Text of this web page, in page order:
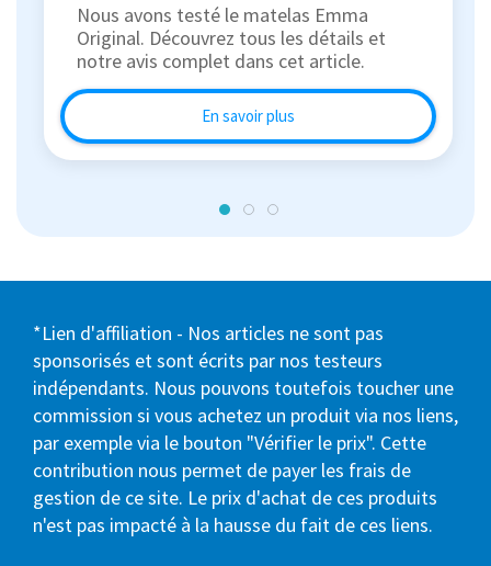
Nous avons testé le matelas Emma
Original. Découvrez tous les détails et
notre avis complet dans cet article.
En savoir plus
*Lien d'affiliation - Nos articles ne sont pas
sponsorisés et sont écrits par nos testeurs
indépendants. Nous pouvons toutefois toucher une
commission si vous achetez un produit via nos liens,
par exemple via le bouton "Vérifier le prix". Cette
contribution nous permet de payer les frais de
gestion de ce site. Le prix d'achat de ces produits
n'est pas impacté à la hausse du fait de ces liens.